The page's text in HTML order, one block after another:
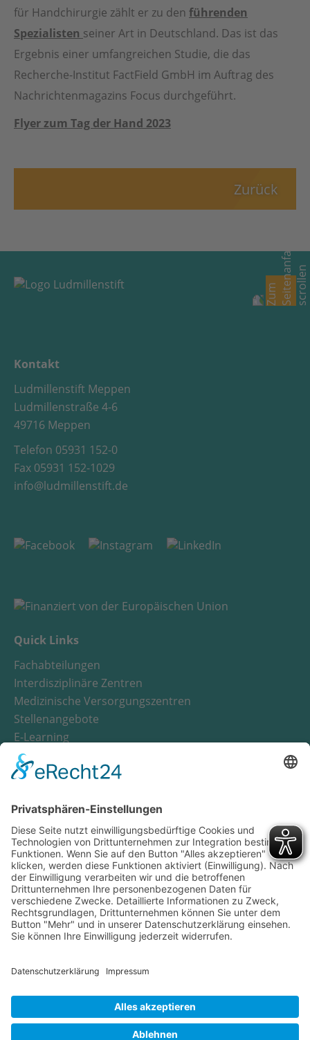
für Handchirurgie zählt er zu den führenden
Spezialisten seiner Art in Deutschland. Das ist das
Ergebnis einer umfangreichen Studie, die das
Recherche-Institut FactField GmbH im Auftrag des
Nachrichtenmagazins Focus durchgeführt.
Flyer zum Tag der Hand 2023
Zurück
Kontakt
Ludmillenstift Meppen
Ludmillenstraße 4-6
49716 Meppen
Telefon 05931 152-0
Fax 05931 152-1029
info@ludmillenstift.de
Quick Links
Fachabteilungen
Interdisziplinäre Zentren
Medizinische Versorgungszentren
Stellenangebote
E-Learning
Wichtige Nummern
Anfahrt
Datenschutz